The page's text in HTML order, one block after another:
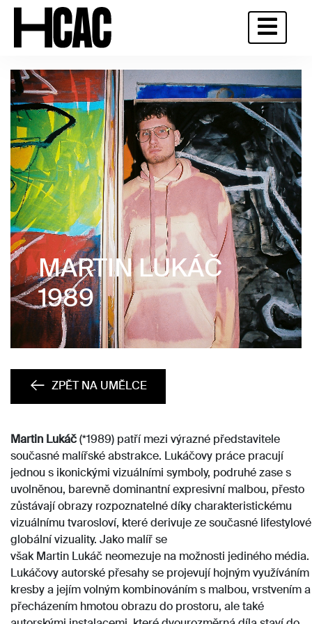
MARTIN LUKÁČ
1989
ZPĚT NA UMĚLCE
Martin Lukáč (*1989) patří mezi výrazné představitele
současné malířské abstrakce. Lukáčovy práce pracují
jednou s ikonickými vizuálními symboly, podruhé zase s
uvolněnou, barevně dominantní expresivní malbou, přesto
zůstávají obrazy rozpoznatelné díky charakteristickému
vizuálnímu tvarosloví, které derivuje ze současné lifestylové
globální vizuality. Jako malíř se
však Martin Lukáč neomezuje na možnosti jediného média.
Lukáčovy autorské přesahy se projevují hojným využíváním
kresby a jejím volným kombinováním s malbou, vrstvením a
přecházením hmotou obrazu do prostoru, ale také